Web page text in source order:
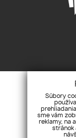
Súbory
sme vám
reklamy, na
stránok